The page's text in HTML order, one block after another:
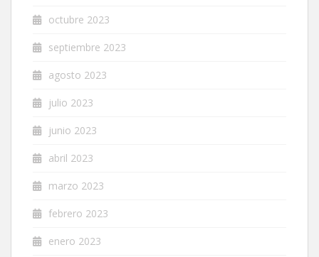
octubre 2023
septiembre 2023
agosto 2023
julio 2023
junio 2023
abril 2023
marzo 2023
febrero 2023
enero 2023